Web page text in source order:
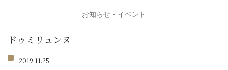
お知らせ・イベント
ドゥミリュンヌ
2019.11.25